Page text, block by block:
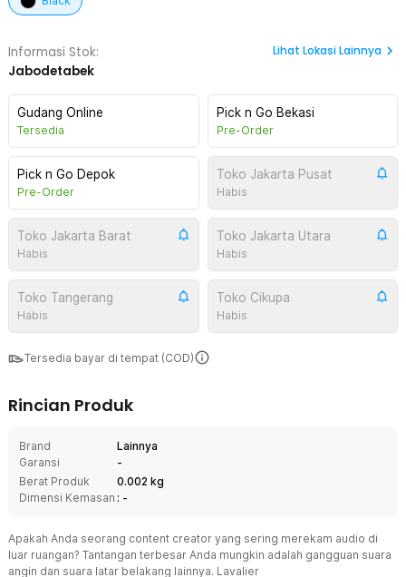
Informasi Stok:
Jabodetabek
Lihat Lokasi Lainnya
Gudang Online
Tersedia
Pick n Go Bekasi
Pre-Order
Pick n Go Depok
Pre-Order
Toko Jakarta Pusat
Habis
Toko Jakarta Barat
Habis
Toko Jakarta Utara
Habis
Toko Tangerang
Habis
Toko Cikupa
Habis
Tersedia bayar di tempat (COD)
Rincian Produk
Brand
Lainnya
Garansi
-
Berat Produk
0.002 kg
Dimensi Kemasan : -
Apakah Anda seorang content creator yang sering merekam audio di
luar ruangan? Tantangan terbesar Anda mungkin adalah gangguan suara
angin dan suara latar belakang lainnya. Lavalier